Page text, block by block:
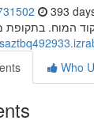
393
Who